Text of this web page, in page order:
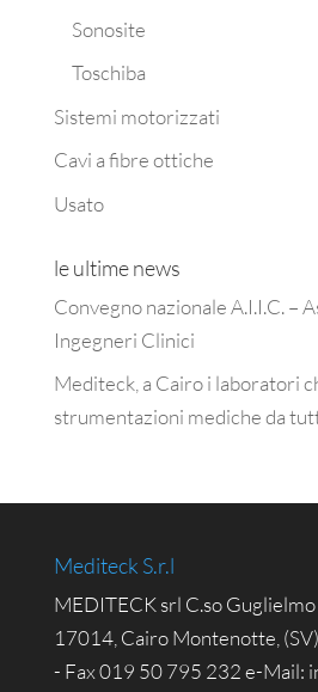
Sonosite
Toschiba
Sistemi motorizzati
Cavi a fibre ottiche
Usato
le ultime news
Convegno nazionale A.I.I.C. –
Ingegneri Clinici
Mediteck, a Cairo i laboratori
strumentazioni mediche da
Mediteck S.r.l
MEDITECK srl C.so
17014, Cairo Montenotte,
- Fax 019 50 795 232 e-Mail: